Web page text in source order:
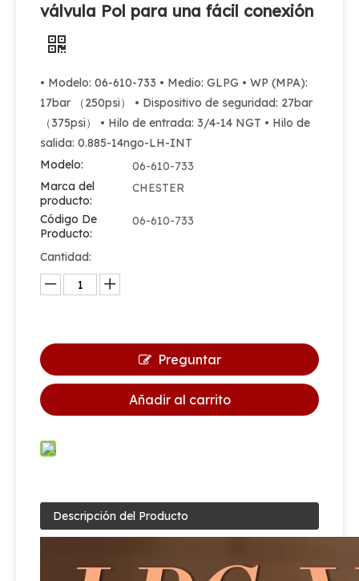
Válvula de cilindro de gas GLP de 100 libras MX100 Válvula de GLP Pol para México SIAN Filipinas Filipinas GAS CILINDRO DE GAS VÁLVUES DE POL V6 VÁLVULA DEL TANQUE DE PROPANO
Válvula de válvula de válvula oem v6s4 gas cilindro de gas de gase Fabricante de válvulas de Sian GLP Cylinder Safety Brass Pol Válvulas V9S4
válvula Pol para una fácil conexión
• Modelo: 06-610-733 • Medio: GLPG • WP (MPA):
17bar （250psi） • Dispositivo de seguridad: 27bar
（375psi） • Hilo de entrada: 3/4-14 NGT • Hilo de
salida: 0.885-14ngo-LH-INT
Modelo:
06-610-733
Marca del
producto:
CHESTER
Código De
Producto:
06-610-733
Cantidad:
Preguntar
Añadir al carrito
Descripción del Producto